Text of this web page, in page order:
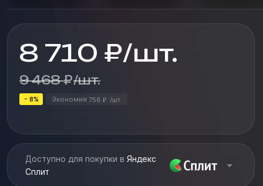
8 710 ₽/шт.
9 468 ₽/шт.
- 8% Экономия 758 ₽ /шт.
Доступно для покупки в Яндекс
Сплит